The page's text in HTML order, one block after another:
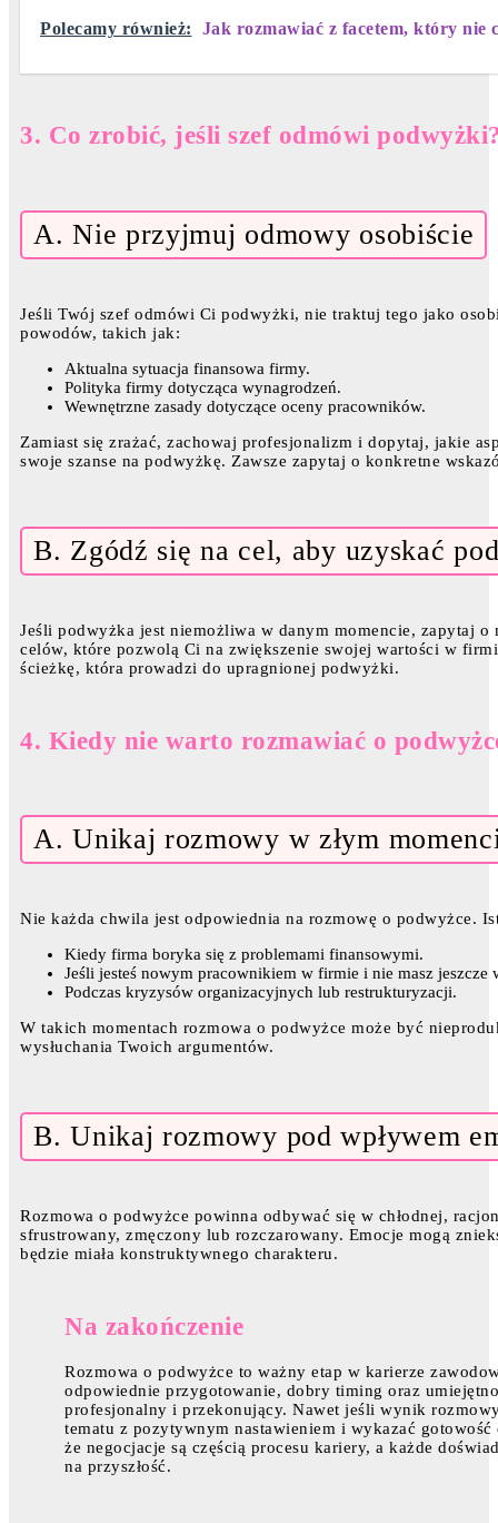
Polecamy również: Jak rozmawiać z facetem, który nie
3. Co zrobić, jeśli szef odmówi
A. Nie przyjmuj odmowy osobiście
Jeśli Twój szef odmówi Ci podwyżki, nie traktuj tego jako
powodów, takich jak:
Aktualna sytuacja finansowa firmy.
Polityka firmy dotycząca wynagrodzeń.
Wewnętrzne zasady dotyczące oceny pracowników.
Zamiast się zrażać, zachowaj profesjonalizm i dopytaj, jakie
swoje szanse na podwyżkę. Zawsze zapytaj o konkretne
B. Zgódź się na cel, aby uzyskać
Jeśli podwyżka jest niemożliwa w danym momencie, zapytaj
celów, które pozwolą Ci na zwiększenie swojej wartości w
ścieżkę, która prowadzi do upragnionej podwyżki.
4. Kiedy nie warto rozmawiać o
A. Unikaj rozmowy w złym
Nie każda chwila jest odpowiednia na rozmowę o podwyżce.
Kiedy firma boryka się z problemami finansowymi.
Jeśli jesteś nowym pracownikiem w firmie i nie masz jeszcze
Podczas kryzysów organizacyjnych lub restrukturyzacji.
W takich momentach rozmowa o podwyżce może być
wysłuchania Twoich argumentów.
B. Unikaj rozmowy pod wpływem
Rozmowa o podwyżce powinna odbywać się w chłodnej,
sfrustrowany, zmęczony lub rozczarowany. Emocje mogą
będzie miała konstruktywnego charakteru.
Na zakończenie
Rozmowa o podwyżce to ważny etap w karierze
odpowiednie przygotowanie, dobry timing oraz
profesjonalny i przekonujący. Nawet jeśli wynik
tematu z pozytywnym nastawieniem i wykazać
że negocjacje są częścią procesu kariery, a każde
na przyszłość.